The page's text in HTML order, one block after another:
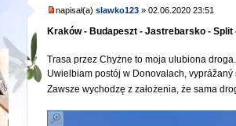
napisał(a)slawko123 » 02.06.2020 23:51
Kraków - Budapeszt - Jastrebarsko - Split
Trasa przez Chyżne to moja ulubiona
Uwielbiam postój w Donovalach,
Zawsze wychodzę z założenia, że sama